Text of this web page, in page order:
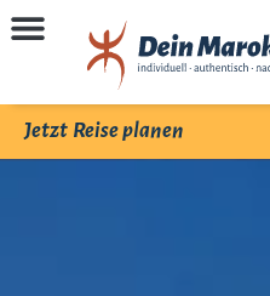
Jetzt Reise planen